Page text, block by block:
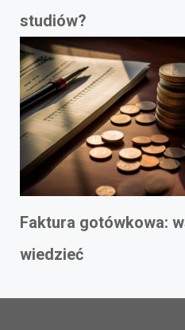
studiów?
Faktura gotówkowa:
wiedzieć